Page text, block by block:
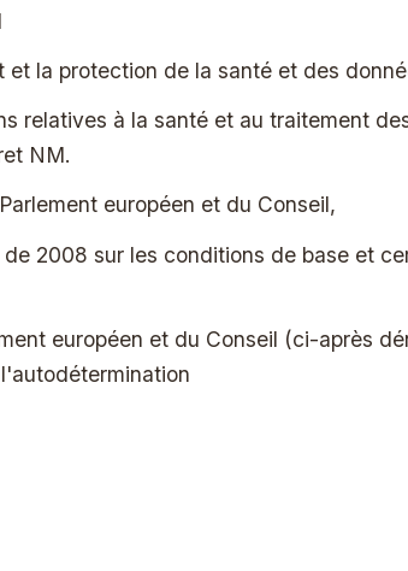
et la protection de la santé et des
relatives à la santé et au traitement
NM.
européen et du Conseil,
2008 sur les conditions de base et
européen et du Conseil (ci-après